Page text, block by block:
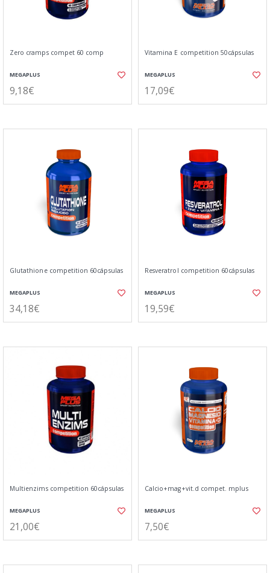
Zero cramps compet 60 comp
MEGAPLUS
9,18€
Vitamina E competition 50cápsulas
MEGAPLUS
17,09€
Glutathione competition 60cápsulas
MEGAPLUS
34,18€
Resveratrol competition 60cápsulas
MEGAPLUS
19,59€
Multienzims competition 60cápsulas
MEGAPLUS
21,00€
Calcio+mag+vit.d compet. mplus
MEGAPLUS
7,50€